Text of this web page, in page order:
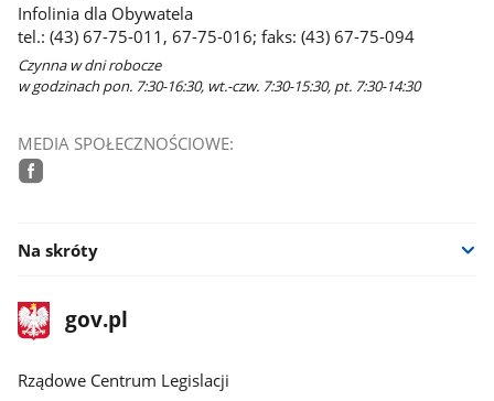
Infolinia dla Obywatela
tel.: (43) 67-75-011, 67-75-016; faks: (43) 67-75-094
Czynna w dni robocze
w godzinach pon. 7:30-16:30, wt.-czw. 7:30-15:30, pt. 7:30-14:30
MEDIA SPOŁECZNOŚCIOWE:
Na skróty
stopka
gov.plStrona
gov.pl
Rządowe Centrum Legislacji